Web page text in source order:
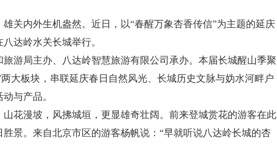
内外生机盎然。近日，以“春醒万象杏香传信”为主题的延庆
达岭水关长城举行。
局主办、八达岭智慧旅游有限公司承办。本届长城醒山季聚
两大板块，串联延庆春日自然风光、长城历史文脉与妫水河畔户
与产品。
漫坡，风拂城垣，更显雄奇壮阔。前来登城赏花的游客在此
景。来自北京市区的游客杨帆说：“早就听说八达岭长城的杏